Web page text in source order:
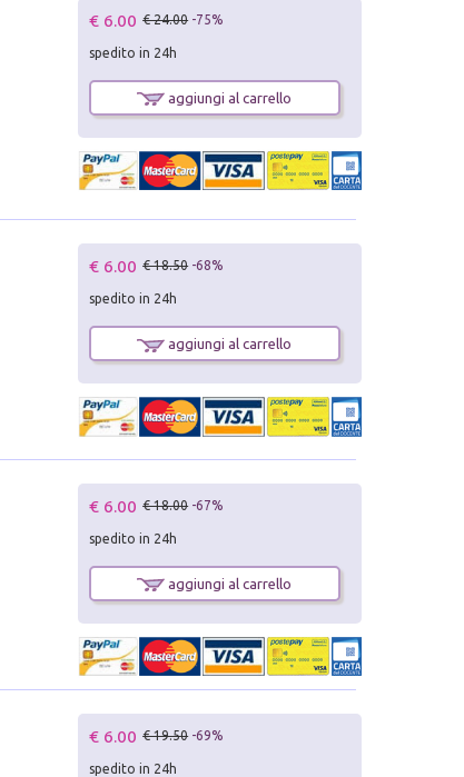
€ 6.00 € 24.00 -75%
spedito in 24h
aggiungi al carrello
€ 6.00 € 18.50 -68%
spedito in 24h
aggiungi al carrello
€ 6.00 € 18.00 -67%
spedito in 24h
aggiungi al carrello
€ 6.00 € 19.50 -69%
spedito in 24h